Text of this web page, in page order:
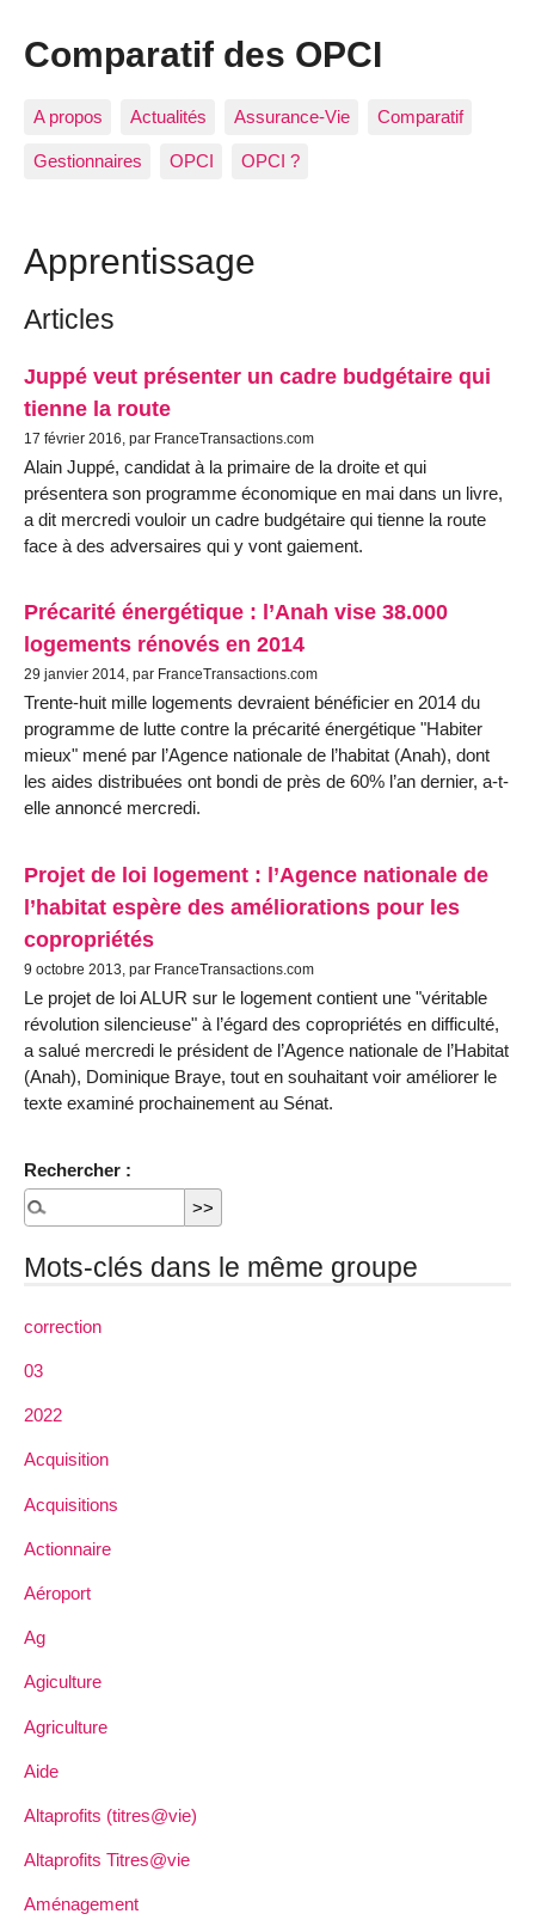
Comparatif des OPCI
A propos Actualités Assurance-Vie Comparatif
Gestionnaires OPCI OPCI ?
Apprentissage
Articles
Juppé veut présenter un cadre budgétaire qui
tienne la route
17 février 2016, par FranceTransactions.com
Alain Juppé, candidat à la primaire de la droite et qui
présentera son programme économique en mai dans un livre,
a dit mercredi vouloir un cadre budgétaire qui tienne la route
face à des adversaires qui y vont gaiement.
Précarité énergétique : l’Anah vise 38.000
logements rénovés en 2014
29 janvier 2014, par FranceTransactions.com
Trente-huit mille logements devraient bénéficier en 2014 du
programme de lutte contre la précarité énergétique "Habiter
mieux" mené par l’Agence nationale de l’habitat (Anah), dont
les aides distribuées ont bondi de près de 60% l’an dernier, a-t-
elle annoncé mercredi.
Projet de loi logement : l’Agence nationale de
l’habitat espère des améliorations pour les
copropriétés
9 octobre 2013, par FranceTransactions.com
Le projet de loi ALUR sur le logement contient une "véritable
révolution silencieuse" à l’égard des copropriétés en difficulté,
a salué mercredi le président de l’Agence nationale de l’Habitat
(Anah), Dominique Braye, tout en souhaitant voir améliorer le
texte examiné prochainement au Sénat.
Rechercher :
Mots-clés dans le même groupe
correction
03
2022
Acquisition
Acquisitions
Actionnaire
Aéroport
Ag
Agiculture
Agriculture
Aide
Altaprofits (titres@vie)
Altaprofits Titres@vie
Aménagement